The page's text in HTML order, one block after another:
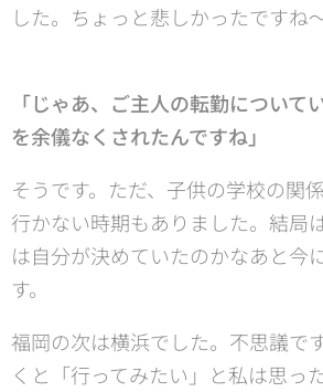
した。ちょっと悲しかったですね～
「じゃあ、ご主人の転勤について
を余儀なくされたんですね」
そうです。ただ、子供の学校の関
行かない時期もありました。結局
は自分が決めていたのかなあと今
す。
福岡の次は横浜でした。不思議で
くと「行ってみたい」と私は思っ